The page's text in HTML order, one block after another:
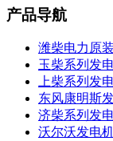
产品导航
潍柴电力原
玉柴系列发
上柴系列发
东风康明斯
济柴系列发
沃尔沃发电